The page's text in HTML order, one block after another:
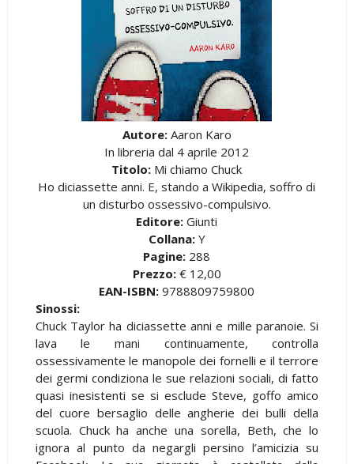
Autore:Aaron Karo
In libreria dal 4 aprile 2012
Titolo: Mi chiamo Chuck
Ho diciassette anni. E, stando a Wikipedia, soffro di
un disturbo ossessivo-compulsivo.
Editore: Giunti
Collana: Y
Pagine: 288
Prezzo:€ 12,00
EAN-ISBN:9788809759800
Sinossi:
Chuck Taylor ha diciassette anni e mille paranoie. Si
lava le mani continuamente, controlla
ossessivamente le manopole dei fornelli e il terrore
dei germi condiziona le sue relazioni sociali, di fatto
quasi inesistenti se si esclude Steve, goffo amico
del cuore bersaglio delle angherie dei bulli della
scuola. Chuck ha anche una sorella, Beth, che lo
ignora al punto da negargli persino l’amicizia su